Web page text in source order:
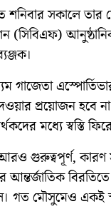
শনিবার সকালে তার
গাজেতা
প্রয়োজন হবে
মধ্যে স্বস্তি
গুরুত্বপূর্ণ, কারণ
আন্তর্জাতিক
গত মৌসুমেও একই